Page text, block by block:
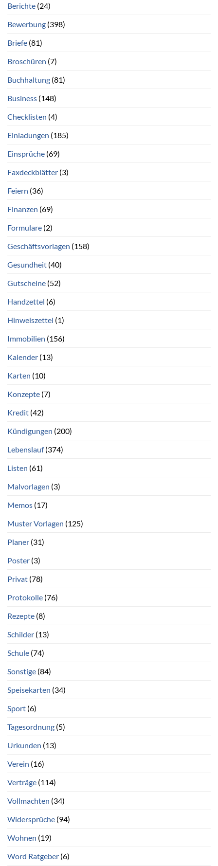
Berichte (24)
Bewerbung (398)
Briefe (81)
Broschüren (7)
Buchhaltung (81)
Business (148)
Checklisten (4)
Einladungen (185)
Einsprüche (69)
Faxdeckblätter (3)
Feiern (36)
Finanzen (69)
Formulare (2)
Geschäftsvorlagen (158)
Gesundheit (40)
Gutscheine (52)
Handzettel (6)
Hinweiszettel (1)
Immobilien (156)
Kalender (13)
Karten (10)
Konzepte (7)
Kredit (42)
Kündigungen (200)
Lebenslauf(374)
Listen (61)
Malvorlagen (3)
Memos (17)
Muster Vorlagen (125)
Planer (31)
Poster (3)
Privat (78)
Protokolle (76)
Rezepte (8)
Schilder (13)
Schule (74)
Sonstige (84)
Speisekarten (34)
Sport (6)
Tagesordnung (5)
Urkunden (13)
Verein (16)
Verträge (114)
Vollmachten (34)
Widersprüche (94)
Wohnen (19)
Word Ratgeber (6)